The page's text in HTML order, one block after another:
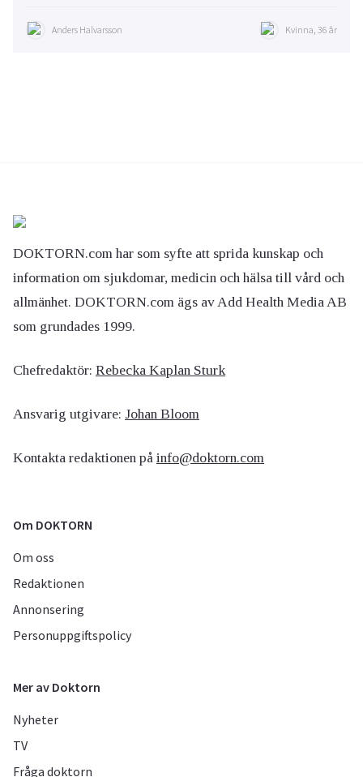
Anders Halvarsson Kvinna, 36 år
DOKTORN.com har som syfte att sprida kunskap och
information om sjukdomar, medicin och hälsa till vård och
allmänhet. DOKTORN.com ägs av Add Health Media AB
som grundades 1999.
Chefredaktör: Rebecka Kaplan Sturk
Ansvarig utgivare: Johan Bloom
Kontakta redaktionen på info@doktorn.com
Om DOKTORN
Om oss
Redaktionen
Annonsering
Personuppgiftspolicy
Mer av Doktorn
Nyheter
TV
Fråga doktorn